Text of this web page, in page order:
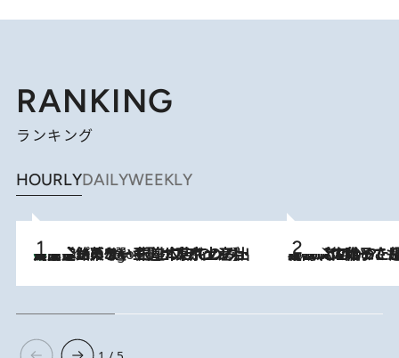
RANKING
ランキング
HOURLYDAILYWEEKLY
4 Hours Ago
【間違いのない王道・東京土産】資生堂パーラー 銀座本店でのみ出会える銘菓5選《極上プディング・濃厚チーズケーキ・ボンボンショコラほか》 2026.8.5
【阿川佐和子さんの年とる力】なぜ70代で始めた趣味は“こんなに楽しい”のか？ ピアノ、俳句…スランプに陥っても続けられる“ある秘訣”とは